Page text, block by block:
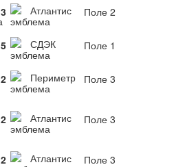
3 Атлантис
Поле 2
5 СДЭК
Поле 1
2 Периметр
Поле 3
2 Атлантис
Поле 3
2 Атлантис
Поле 3